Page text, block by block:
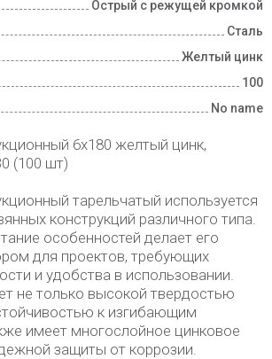
Острый с режущей кромкой
Сталь
Желтый цинк
100
No name
6x180 желтый цинк,
(100 шт)
тарельчатый используется
конструкций различного типа.
особенностей делает его
для проектов, требующих
и удобства в использовании.
не только высокой твердостью
к изгибающим
имеет многослойное цинковое
защиты от коррозии.